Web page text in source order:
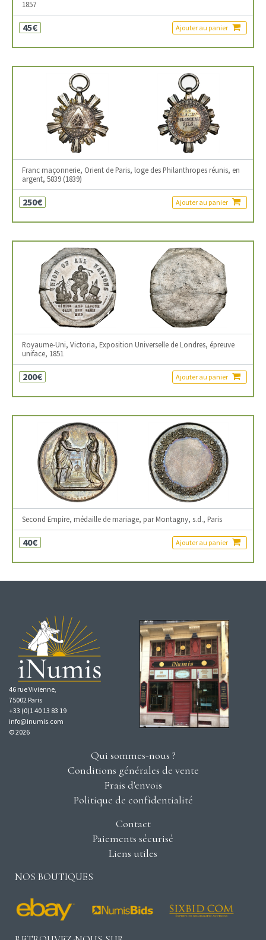
1857
45€ Ajouter au panier
Franc maçonnerie, Orient de Paris, loge des Philanthropes réunis, en
argent, 5839 (1839)
250€ Ajouter au panier
Royaume-Uni, Victoria, Exposition Universelle de Londres, épreuve
uniface, 1851
200€ Ajouter au panier
Second Empire, médaille de mariage, par Montagny, s.d., Paris
40€ Ajouter au panier
46 rue Vivienne,
75002 Paris
+33 (0)1 40 13 83 19
info@inumis.com
© 2026
Qui sommes-nous ?
Conditions générales de vente
Frais d'envois
Politique de confidentialité
Contact
Paiements sécurisé
Liens utiles
NOS BOUTIQUES